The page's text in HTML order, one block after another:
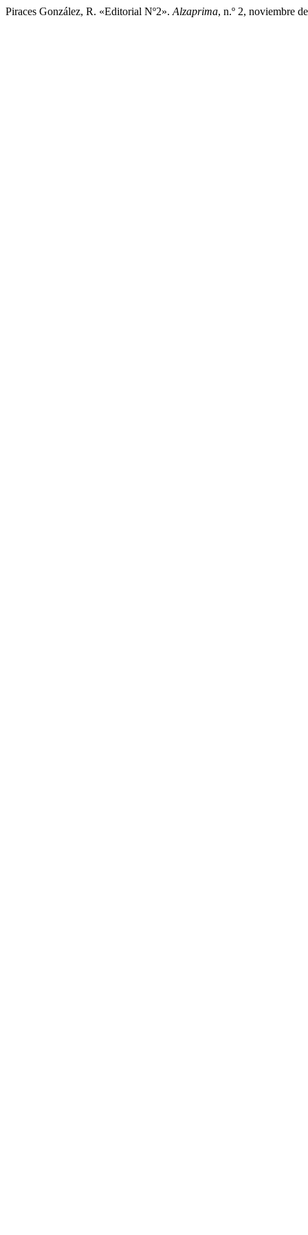
Piraces González, R. «Editorial Nº2». Alzaprima, n.º 2, noviembre